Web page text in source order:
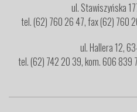
ul. Stawiszyńska
tel. (62) 760 26 47, fax (62) 760
ul. Hallera 12,
tel. (62) 742 20 39, kom. 606 839